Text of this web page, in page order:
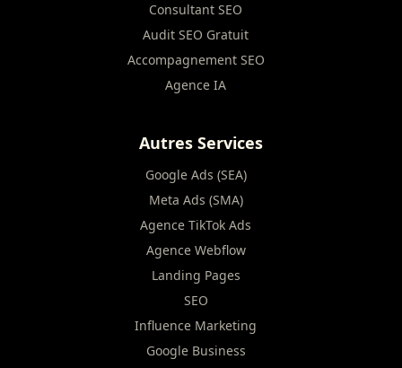
Consultant SEO
Audit SEO Gratuit
Accompagnement SEO
Agence IA
Autres Services
Google Ads (SEA)
Meta Ads (SMA)
Agence TikTok Ads
Agence Webflow
Landing Pages
SEO
Influence Marketing
Google Business